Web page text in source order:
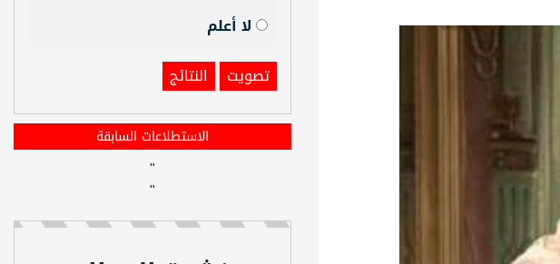
لا أعلم
تصويت
النتائج
الاستطلاعات السابقة
"
"